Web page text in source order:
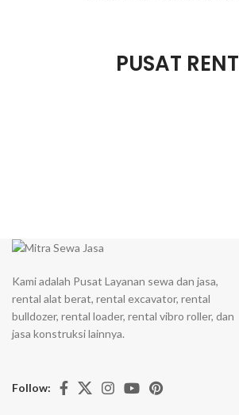
PUSAT
Kami adalah Pusat Layanan sewa dan jasa,
rental alat berat, rental excavator, rental
bulldozer, rental loader, rental vibro roller, dan
jasa konstruksi lainnya.
Follow: